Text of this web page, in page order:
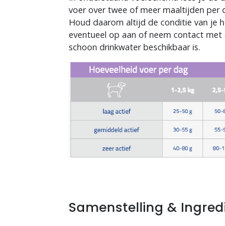
voer over twee of meer maaltijden per
Houd daarom altijd de conditie van je
eventueel op aan of neem contact
schoon drinkwater beschikbaar is.
Samenstelling &